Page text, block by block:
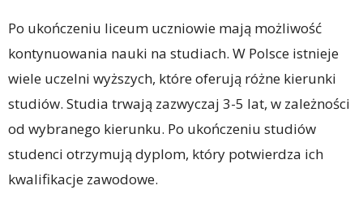
Po ukończeniu liceum uczniowie mają możliwość
kontynuowania nauki na studiach. W Polsce istnieje
wiele uczelni wyższych, które oferują różne kierunki
studiów. Studia trwają zazwyczaj 3-5 lat, w zależności
od wybranego kierunku. Po ukończeniu studiów
studenci otrzymują dyplom, który potwierdza ich
kwalifikacje zawodowe.